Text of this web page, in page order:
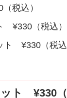
税込）
¥330（税込）
ト ¥330（税
ト ¥330